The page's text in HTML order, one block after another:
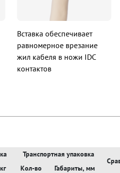
Вставка обеспечивает
равномерное врезание
жил кабеля в ножи IDC
контактов
Транспортная упаковка
Кол-во Габариты, мм